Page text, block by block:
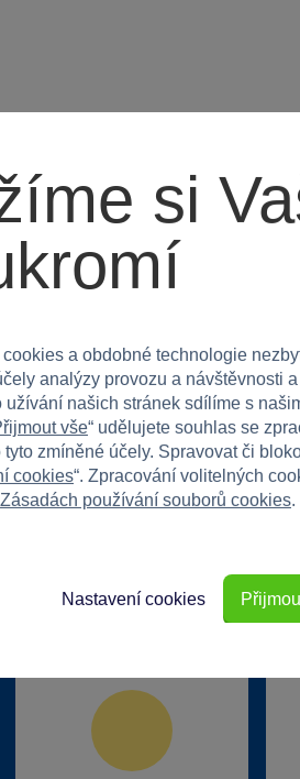
doma, ve škole nebo na výlety.
lásku k psaní a kreslení!
si
a obdobné technologie
analýzy provozu a návštěvnosti
užívání našich stránek sdílíme s
vše“ udělujete souhlas se
tyto zmíněné účely. Spravovat či
cookies“. Zpracování volitelných
Zásadách používání souborů cookies.
Nastavení cookies